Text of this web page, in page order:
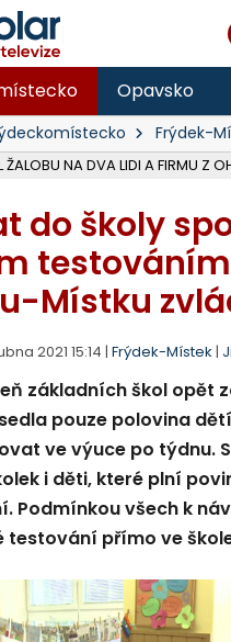
Opavsko
Frýdek-
NA DVA LIDI A FIRMU Z
do školy
Místku
2021 15:14 | Frýdek-Místek |
základních škol opět
pouze polovina
ve výuce po týdnu.
i děti, které plní
Podmínkou všech k
testování přímo ve